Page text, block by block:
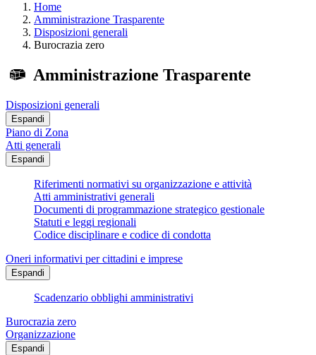
Home
Amministrazione Trasparente
Disposizioni generali
Burocrazia zero
Amministrazione Trasparente
Disposizioni generali
Espandi
Piano di Zona
Atti generali
Espandi
Riferimenti normativi su organizzazione e attività
Atti amministrativi generali
Documenti di programmazione strategico gestionale
Statuti e leggi regionali
Codice disciplinare e codice di condotta
Oneri informativi per cittadini e imprese
Espandi
Scadenzario obblighi amministrativi
Burocrazia zero
Organizzazione
Espandi